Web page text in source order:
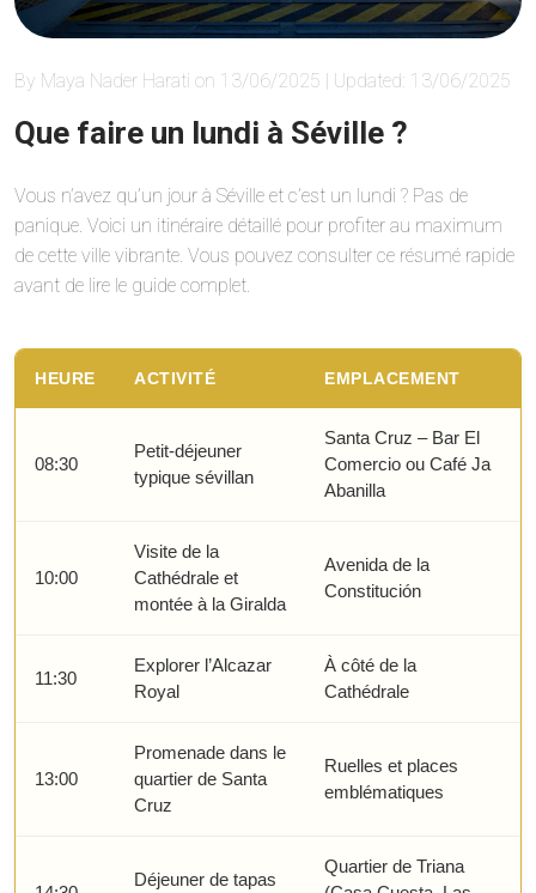
By Maya Nader Harati on 13/06/2025 | Updated: 13/06/2025
Que faire un lundi à Séville ?
Vous n’avez qu’un jour à Séville et c’est un lundi ? Pas de
panique. Voici un itinéraire détaillé pour profiter au maximum
de cette ville vibrante. Vous pouvez consulter ce résumé rapide
avant de lire le guide complet.
HEURE ACTIVITÉ EMPLACEMENT
08:30
Petit-déjeuner
typique sévillan
Santa Cruz – Bar El
Comercio ou Café Ja
Abanilla
10:00
Visite de la
Cathédrale et
montée à la Giralda
Avenida de la
Constitución
11:30
Explorer l’Alcazar
Royal
À côté de la
Cathédrale
13:00
Promenade dans le
quartier de Santa
Cruz
Ruelles et places
emblématiques
Déjeuner de tapas
Quartier de Triana